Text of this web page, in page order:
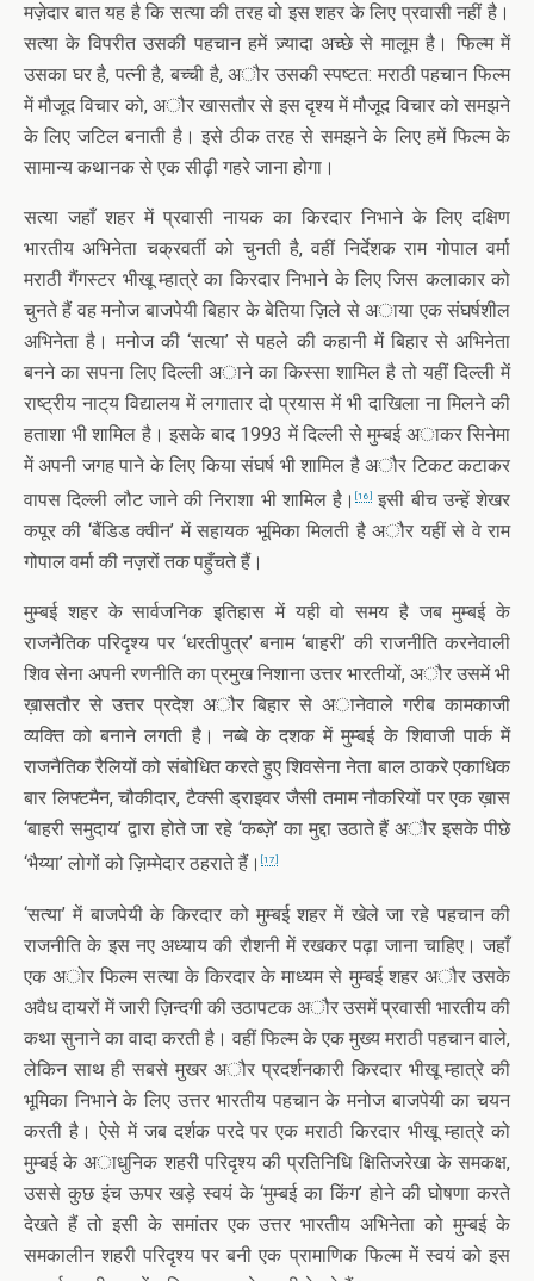
मज़ेदार बात यह है कि सत्या की तरह वो इस शहर के लिए प्रवासी नहीं है।
सत्या के विपरीत उसकी पहचान हमें ज़्यादा अच्छे से मालूम है। फिल्म में
उसका घर है, पत्नी है, बच्ची है, अौर उसकी स्पष्टत: मराठी पहचान फिल्म
में मौजूद विचार को, अौर खासतौर से इस दृश्य में मौजूद विचार को समझने
के लिए जटिल बनाती है। इसे ठीक तरह से समझने के लिए हमें फिल्म के
सामान्य कथानक से एक सीढ़ी गहरे जाना होगा।
सत्या जहाँ शहर में प्रवासी नायक का किरदार निभाने के लिए दक्षिण
भारतीय अभिनेता चक्रवर्ती को चुनती है, वहीं निर्देशक राम गोपाल वर्मा
मराठी गैंगस्टर भीखू म्हात्रे का किरदार निभाने के लिए जिस कलाकार को
चुनते हैं वह मनोज बाजपेयी बिहार के बेतिया ज़िले से अाया एक संघर्षशील
अभिनेता है। मनोज की ‘सत्या’ से पहले की कहानी में बिहार से अभिनेता
बनने का सपना लिए दिल्ली अाने का किस्सा शामिल है तो यहीं दिल्ली में
राष्ट्रीय नाट्‌य विद्यालय में लगातार दो प्रयास में भी दाखिला ना मिलने की
हताशा भी शामिल है। इसके बाद 1993 में दिल्ली से मुम्बई अाकर सिनेमा
में अपनी जगह पाने के लिए किया संघर्ष भी शामिल है अौर टिकट कटाकर
वापस दिल्ली लौट जाने की निराशा भी शामिल है।
[16]
इसी बीच उन्हें शेखर
कपूर की ‘बैंडिड क्वीन’ में सहायक भूमिका मिलती है अौर यहीं से वे राम
गोपाल वर्मा की नज़रों तक पहुँचते हैं।
मुम्बई शहर के सार्वजनिक इतिहास में यही वो समय है जब मुम्बई के
राजनैतिक परिदृश्य पर ‘धरतीपुत्र’ बनाम ‘बाहरी’ की राजनीति करनेवाली
शिव सेना अपनी रणनीति का प्रमुख निशाना उत्तर भारतीयों, अौर उसमें भी
ख़ासतौर से उत्तर प्रदेश अौर बिहार से अानेवाले गरीब कामकाजी
व्यक्ति को बनाने लगती है। नब्बे के दशक में मुम्बई के शिवाजी पार्क में
राजनैतिक रैलियों को संबोधित करते हुए शिवसेना नेता बाल ठाकरे एकाधिक
बार लिफ्टमैन, चौकीदार, टैक्सी ड्राइवर जैसी तमाम नौकरियों पर एक ख़ास
‘बाहरी समुदाय’ द्वारा होते जा रहे ‘कब्ज़े’ का मुद्दा उठाते हैं अौर इसके पीछे
‘भैय्या’ लोगों को ज़िम्मेदार ठहराते हैं।
[17]
‘सत्या’ में बाजपेयी के किरदार को मुम्बई शहर में खेले जा रहे पहचान की
राजनीति के इस नए अध्याय की रौशनी में रखकर पढ़ा जाना चाहिए। जहाँ
एक अोर फिल्म सत्या के किरदार के माध्यम से मुम्बई शहर अौर उसके
अवैध दायरों में जारी ज़िन्दगी की उठापटक अौर उसमें प्रवासी भारतीय की
कथा सुनाने का वादा करती है। वहीं फिल्म के एक मुख्य मराठी पहचान वाले,
लेकिन साथ ही सबसे मुखर अौर प्रदर्शनकारी किरदार भीखू म्हात्रे की
भूमिका निभाने के लिए उत्तर भारतीय पहचान के मनोज बाजपेयी का चयन
करती है। ऐसे में जब दर्शक परदे पर एक मराठी किरदार भीखू म्हात्रे को
मुम्बई के अाधुनिक शहरी परिदृश्य की प्रतिनिधि क्षितिजरेखा के समकक्ष,
उससे कुछ इंच ऊपर खड़े स्वयं के ‘मुम्बई का किंग’ होने की घोषणा करते
देखते हैं तो इसी के समांतर एक उत्तर भारतीय अभिनेता को मुम्बई के
समकालीन शहरी परिदृश्य पर बनी एक प्रामाणिक फिल्म में स्वयं को इस